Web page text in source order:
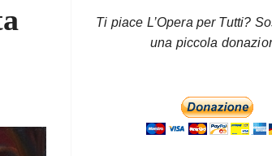
Ti piace L’Opera per Tutti?
una piccola